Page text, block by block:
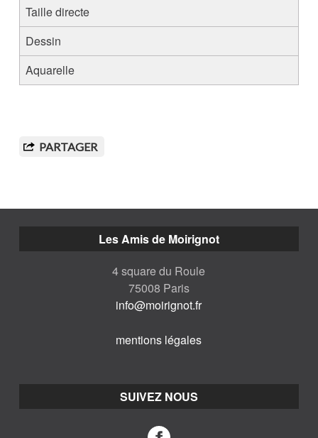
Taille directe
Dessin
Aquarelle
PARTAGER
Les Amis de Moirignot
4 square du Roule
75008 Paris
info@moirignot.fr
mentions légales
SUIVEZ NOUS